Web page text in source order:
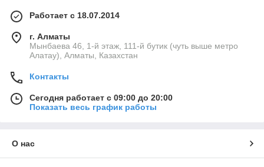
Работает с 18.07.2014
г. Алматы
Мынбаева 46, 1-й этаж, 111-й бутик (чуть выше метро
Алатау), Алматы, Казахстан
Контакты
Сегодня работает с 09:00 до 20:00
Показать весь график работы
О нас